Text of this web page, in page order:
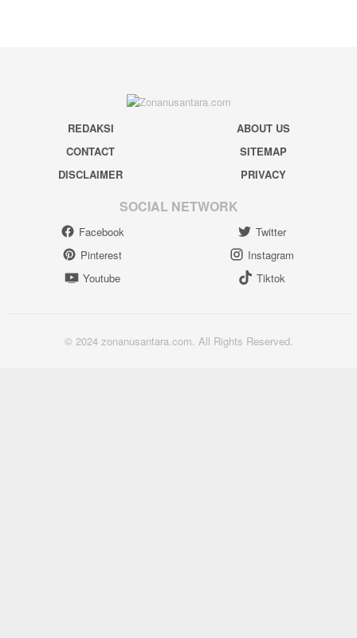
REDAKSI
ABOUT US
CONTACT
SITEMAP
DISCLAIMER
PRIVACY
SOCIAL NETWORK
Facebook
Twitter
Pinterest
Instagram
Youtube
Tiktok
© 2024 zonanusantara.com. All Rights Reserved.